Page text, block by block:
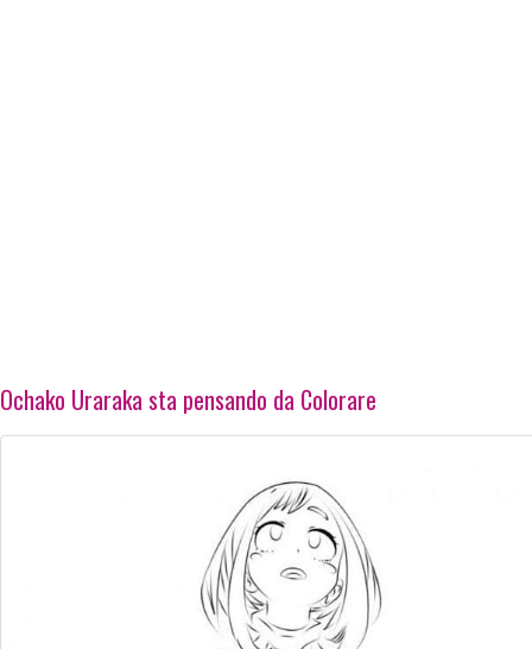
Ochako Uraraka sta pensando da Colorare